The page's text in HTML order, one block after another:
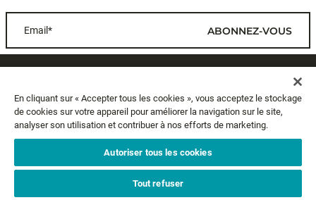
Email* ABONNEZ-VOUS
A PROPOS
MENTIONS LÉGALES
SUIVEZ-NOUS
En cliquant sur « Accepter tous les cookies », vous acceptez le stockage
de cookies sur votre appareil pour améliorer la navigation sur le site,
analyser son utilisation et contribuer à nos efforts de marketing.
Autoriser tous les cookies
Tout refuser